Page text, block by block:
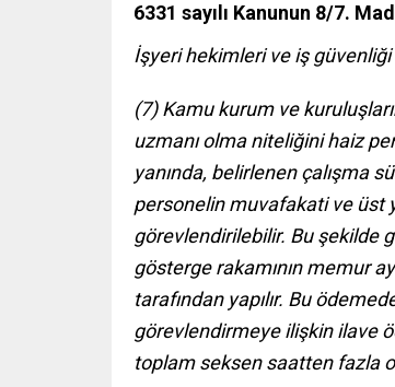
6331 sayılı Kanunun 8/7.
İşyeri hekimleri ve iş güvenliği
(7) Kamu kurum ve
uzmanı olma niteliğini haiz
yanında, belirlenen çalışma
personelin muvafakati ve üst
görevlendirilebilir. Bu şekilde
gösterge rakamının memur
tarafından yapılır. Bu
görevlendirmeye ilişkin ilave
toplam seksen saatten fazla